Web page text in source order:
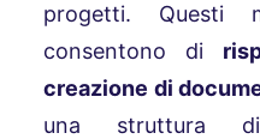
progetti. Questi
consentono di
creazione di
una struttura